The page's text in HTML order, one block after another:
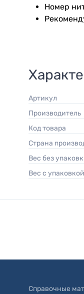
Номер
Артикул
Производитель
Код товара
Страна
Вес без
Вес с упаковкой
Справочные